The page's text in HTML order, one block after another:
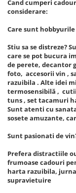
Cand cumperi
considerare:
Care sunt
Stiu sa se distreze?
care se pot bucura
de perete, decantor
foto, accesorii vin ,
razuibila . Alte idei
termosensibilă ,
tuns , set tacamuri
Sunt atenti cu
sosete amuzante,
Sunt pasionati de
Prefera distractiile
frumoase cadouri
harta razuibila,
supravietuire